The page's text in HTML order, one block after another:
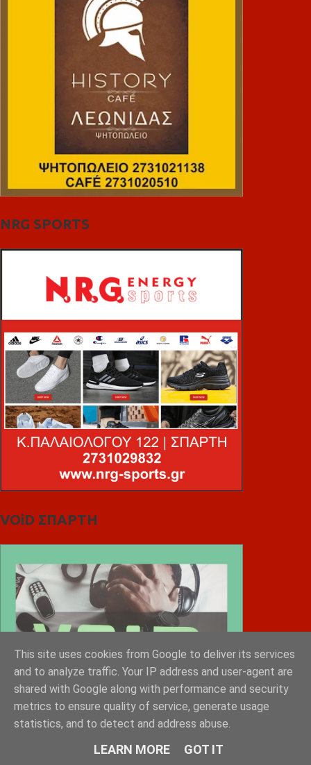
NRG SPORTS
VOiD ΣΠΑΡΤΗ
This site uses cookies from Google to deliver its services
and to analyze traffic. Your IP address and user-agent are
shared with Google along with performance and security
metrics to ensure quality of service, generate usage
statistics, and to detect and address abuse.
LEARN MORE GOT IT